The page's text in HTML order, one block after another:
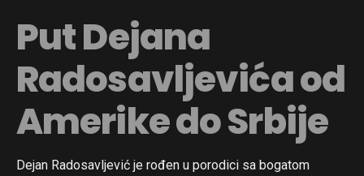
Put Dejana
Radosavljevića od
Amerike do Srbije
Dejan Radosavljević je rođen u porodici sa bogatom